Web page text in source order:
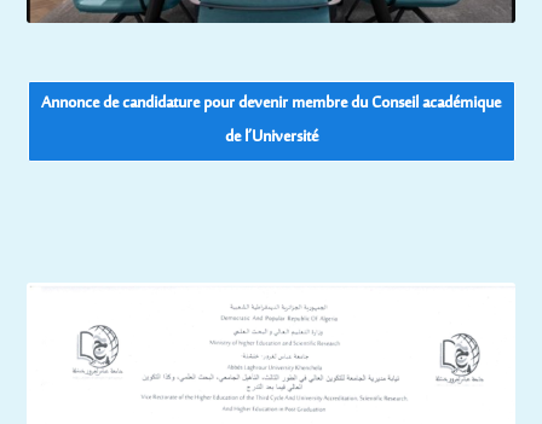
Annonce de candidature pour devenir membre du Conseil académique
de l’Université